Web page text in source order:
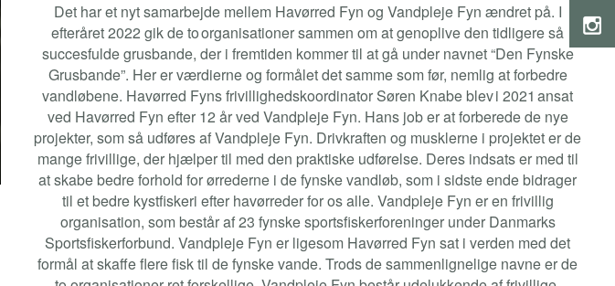
Det har et nyt samarbejde mellem Havørred Fyn og Vandpleje Fyn ændret på. I
efteråret 2022 gik de to organisationer sammen om at genoplive den tidligere så
succesfulde grusbande, der i fremtiden kommer til at gå under navnet “Den Fynske
Grusbande”. Her er værdierne og formålet det samme som før, nemlig at forbedre
vandløbene. Havørred Fyns frivillighedskoordinator Søren Knabe blev i 2021 ansat
ved Havørred Fyn efter 12 år ved Vandpleje Fyn. Hans job er at forberede de nye
projekter, som så udføres af Vandpleje Fyn. Drivkraften og musklerne i projektet er de
mange frivillige, der hjælper til med den praktiske udførelse. Deres indsats er med til
at skabe bedre forhold for ørrederne i de fynske vandløb, som i sidste ende bidrager
til et bedre kystfiskeri efter havørreder for os alle. Vandpleje Fyn er en frivillig
organisation, som består af 23 fynske sportsfiskerforeninger under Danmarks
Sportsfiskerforbund. Vandpleje Fyn er ligesom Havørred Fyn sat i verden med det
formål at skaffe flere fisk til de fynske vande. Trods de sammenlignelige navne er de